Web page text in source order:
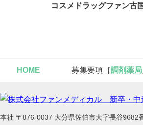
コスメドラッグファン古
HOME 募集要項［調剤薬局
本社 〒876-0037 大分県佐伯市大字長谷